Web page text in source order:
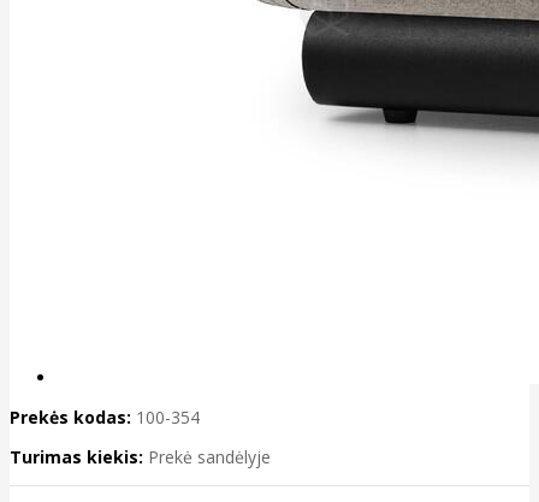
Prekės kodas: 100-354
Turimas kiekis: Prekė sandėlyje